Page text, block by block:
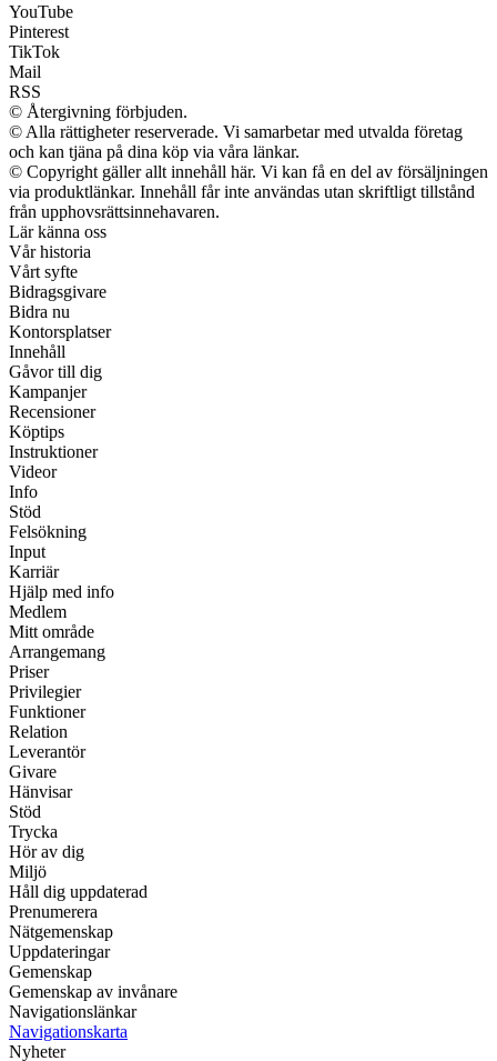
YouTube
Pinterest
TikTok
Mail
RSS
© Återgivning förbjuden.
© Alla rättigheter reserverade. Vi samarbetar med utvalda företag
och kan tjäna på dina köp via våra länkar.
© Copyright gäller allt innehåll här. Vi kan få en del av försäljningen
via produktlänkar. Innehåll får inte användas utan skriftligt tillstånd
från upphovsrättsinnehavaren.
Lär känna oss
Vår historia
Vårt syfte
Bidragsgivare
Bidra nu
Kontorsplatser
Innehåll
Gåvor till dig
Kampanjer
Recensioner
Köptips
Instruktioner
Videor
Info
Stöd
Felsökning
Input
Karriär
Hjälp med info
Medlem
Mitt område
Arrangemang
Priser
Privilegier
Funktioner
Relation
Leverantör
Givare
Hänvisar
Stöd
Trycka
Hör av dig
Miljö
Håll dig uppdaterad
Prenumerera
Nätgemenskap
Uppdateringar
Gemenskap
Gemenskap av invånare
Navigationslänkar
Navigationskarta
Nyheter